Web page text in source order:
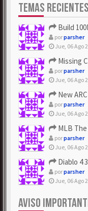
TEMAS RECIENTES
Build 100M
porparsher
Jue, 06 Ago
Missing
porparsher
Jue, 06 Ago
New ARC
porparsher
Jue, 06 Ago
MLB The
porparsher
Jue, 06 Ago
Diablo 4
porparsher
Jue, 06 Ago
AVISO